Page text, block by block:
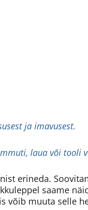
ja imavusest.
laua või tooli
erineda.
saame
võib muuta selle